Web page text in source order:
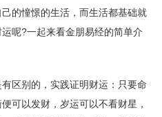
的憧憬的生活，而生活都基础就
呢?一起来看金朋易经的简单介
别的，实践证明财运：只要命
可以发财，岁运可以不看财星，